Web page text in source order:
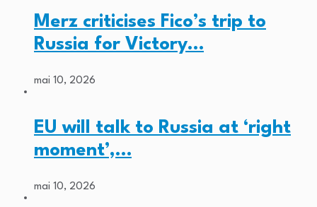
Merz criticises Fico’s trip to
Russia for Victory…
mai 10, 2026
EU will talk to Russia at ‘right
moment’,…
mai 10, 2026